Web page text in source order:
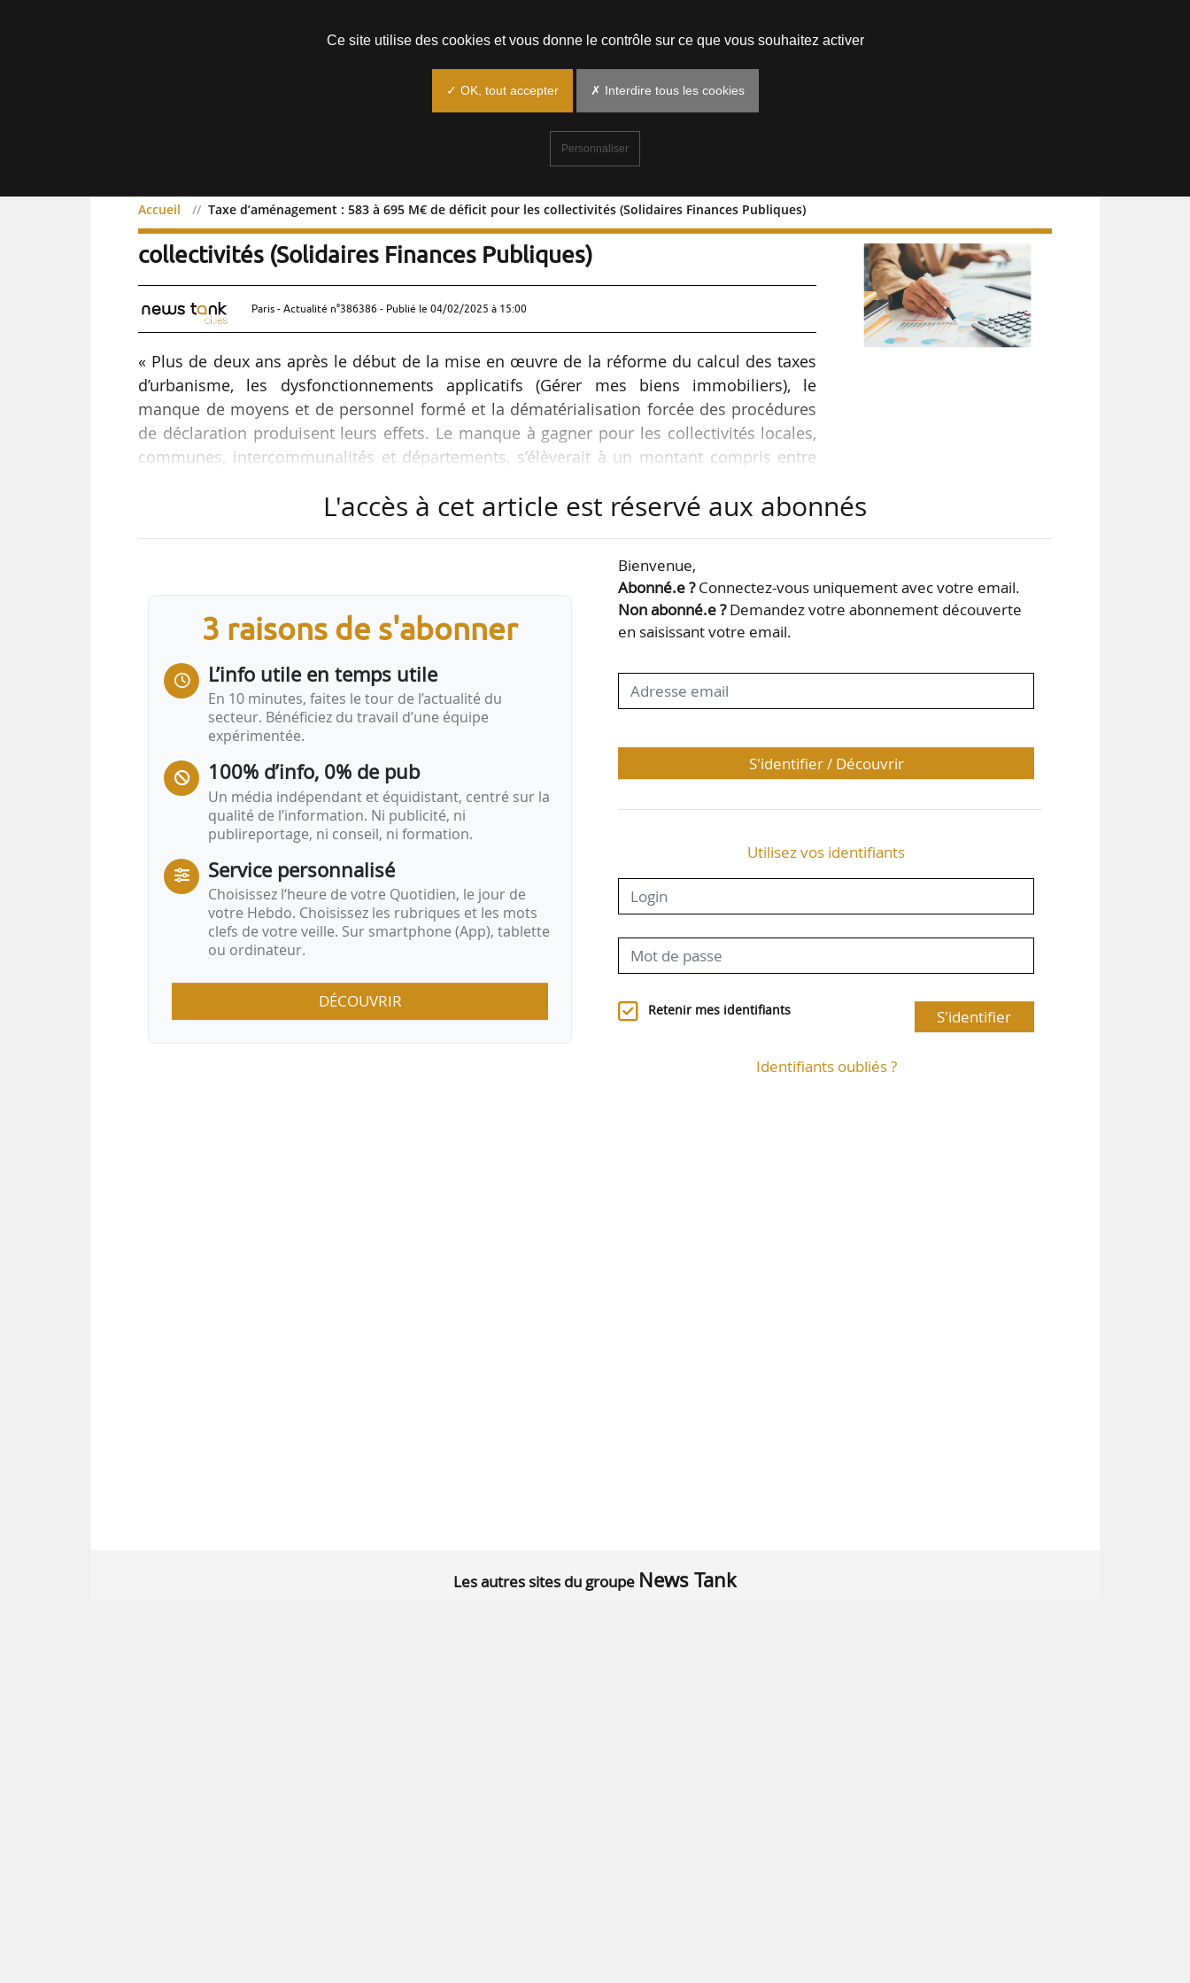
Accueil Taxe d’aménagement : 583 à 695 M€ de déficit pour les collectivités (Solidaires Finances Publiques)
Taxe d’aménagement : 583 à 695 M€ de déficit pour les
collectivités (Solidaires Finances Publiques)
Paris - Actualité n°386386 - Publié le 04/02/2025 à 15:00
« Plus de deux ans après le début de la mise en œuvre de la réforme du calcul des taxes
d’urbanisme, les dysfonctionnements applicatifs (Gérer mes biens immobiliers), le
manque de moyens et de personnel formé et la dématérialisation forcée des procédures
de déclaration produisent leurs effets. Le manque à gagner pour les collectivités locales,
communes, intercommunalités et départements, s’élèverait à un montant compris entre
exercices 2023-2024 », indique le syndicat Solidaires Finances Publiques, le 29/01/2025.
Publiques, les montants de taxes d’aménagement liquidés par la DGFiP et les estimations
L'accès à cet article est réservé aux abonnés
3 raisons de s'abonner
L’info utile en temps utile
En 10 minutes, faites le tour de l’actualité du
secteur. Bénéficiez du travail d’une équipe
expérimentée.
100% d’info, 0% de pub
Un média indépendant et équidistant, centré sur la
qualité de l’information. Ni publicité, ni
publireportage, ni conseil, ni formation.
Service personnalisé
Choisissez l‘heure de votre Quotidien, le jour de
votre Hebdo. Choisissez les rubriques et les mots
clefs de votre veille. Sur smartphone (App), tablette
ou ordinateur.
DÉCOUVRIR
Bienvenue,
Abonné.e ?Connectez-vous uniquement avec votre email.
Non abonné.e ?Demandez votre abonnement découverte
en saisissant votre email.
S'identifier / Découvrir
Utilisez vos identifiants
Retenir mes identifiants S'identifier
Identifiants oubliés ?
Les autres sites du groupe News Tank
Ce site utilise des cookies et vous donne le contrôle sur ce que vous souhaitez activer
✓ OK, tout accepter ✗ Interdire tous les cookies
Personnaliser